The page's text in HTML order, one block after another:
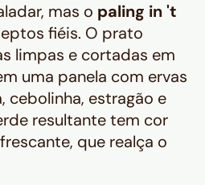
mas o paling in 't
fiéis. O prato
limpas e cortadas em
uma panela com ervas
cebolinha, estragão e
resultante tem cor
que realça o